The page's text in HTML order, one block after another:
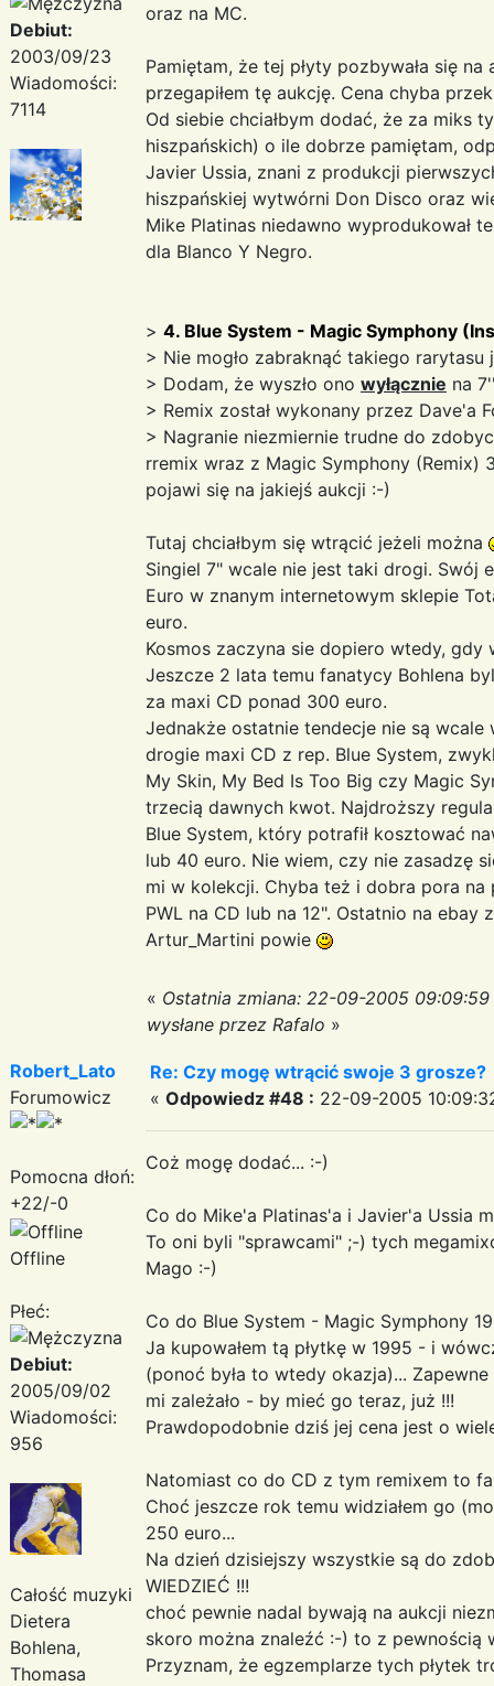
Debiut:
2003/09/23
Wiadomości:
7114
oraz na MC.
Pamiętam, że tej płyty pozbywała się na
przegapiłem tę aukcję. Cena chyba
Od siebie chciałbym dodać, że za miks
hiszpańskich) o ile dobrze pamiętam,
Javier Ussia, znani z produkcji
hiszpańskiej wytwórni Don Disco oraz
Mike Platinas niedawno wyprodukował
dla Blanco Y Negro.
> 4. Blue System - Magic Symphony
> Nie mogło zabraknąć takiego rarytasu
> Dodam, że wyszło ono wyłącznie na
> Remix został wykonany przez Dave'a
> Nagranie niezmiernie trudne do
rremix wraz z Magic Symphony (Remix)
pojawi się na jakiejś aukcji :-)
Tutaj chciałbym się wtrącić jeżeli można
Singiel 7" wcale nie jest taki drogi. Swój
Euro w znanym internetowym sklepie
euro.
Kosmos zaczyna sie dopiero wtedy,
Jeszcze 2 lata temu fanatycy Bohlena
za maxi CD ponad 300 euro.
Jednakże ostatnie tendecje nie są
drogie maxi CD z rep. Blue System,
My Skin, My Bed Is Too Big czy Magic
trzecią dawnych kwot. Najdroższy
Blue System, który potrafił kosztować
lub 40 euro. Nie wiem, czy nie zasadzę
mi w kolekcji. Chyba też i dobra pora
PWL na CD lub na 12". Ostatnio na ebay
Artur_Martini powie
« Ostatnia zmiana: 22-09-2005 09:09:59
wysłane przez Rafalo »
Robert_Lato
Forumowicz
Pomocna dłoń:
+22/-0
Offline
Płeć:
Debiut:
2005/09/02
Wiadomości:
956
Całość muzyki
Dietera
Bohlena,
Thomasa
Re: Czy mogę wtrącić swoje 3 grosze?
« Odpowiedz #48 : 22-09-2005
Coż mogę dodać... :-)
Co do Mike'a Platinas'a i Javier'a Ussia
To oni byli "sprawcami" ;-) tych
Mago :-)
Co do Blue System - Magic Symphony
Ja kupowałem tą płytkę w 1995 - i
(ponoć była to wtedy okazja)...
mi zależało - by mieć go teraz, już !!!
Prawdopodobnie dziś jej cena jest o
Natomiast co do CD z tym remixem to
Choć jeszcze rok temu widziałem go
250 euro...
Na dzień dzisiejszy wszystkie są do
WIEDZIEĆ !!!
choć pewnie nadal bywają na aukcji
skoro można znaleźć :-) to z pewnością
Przyznam, że egzemplarze tych płytek